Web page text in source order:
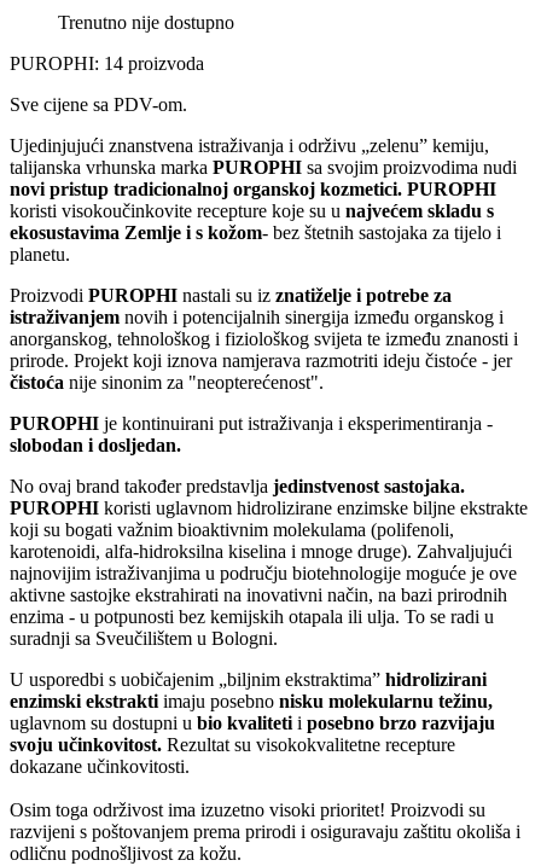
Trenutno nije dostupno
PUROPHI: 14 proizvoda
Sve cijene sa PDV-om.
Ujedinjujući znanstvena istraživanja i održivu „zelenu” kemiju,
talijanska vrhunska marka PUROPHI sa svojim proizvodima nudi
novi pristup tradicionalnoj organskoj kozmetici. PUROPHI
koristi visokoučinkovite recepture koje su u najvećem skladu s
ekosustavima Zemlje i s kožom- bez štetnih sastojaka za tijelo i
planetu.
Proizvodi PUROPHI nastali su iz znatiželje i potrebe za
istraživanjem novih i potencijalnih sinergija između organskog i
anorganskog, tehnološkog i fiziološkog svijeta te između znanosti i
prirode. Projekt koji iznova namjerava razmotriti ideju čistoće - jer
čistoća nije sinonim za "neopterećenost".
PUROPHI je kontinuirani put istraživanja i eksperimentiranja -
slobodan i dosljedan.
No ovaj brand također predstavlja jedinstvenost sastojaka.
PUROPHI koristi uglavnom hidrolizirane enzimske biljne ekstrakte
koji su bogati važnim bioaktivnim molekulama (polifenoli,
karotenoidi, alfa-hidroksilna kiselina i mnoge druge). Zahvaljujući
najnovijim istraživanjima u području biotehnologije moguće je ove
aktivne sastojke ekstrahirati na inovativni način, na bazi prirodnih
enzima - u potpunosti bez kemijskih otapala ili ulja. To se radi u
suradnji sa Sveučilištem u Bologni.
U usporedbi s uobičajenim „biljnim ekstraktima” hidrolizirani
enzimski ekstrakti imaju posebno nisku molekularnu težinu,
uglavnom su dostupni u bio kvaliteti i posebno brzo razvijaju
svoju učinkovitost. Rezultat su visokokvalitetne recepture
dokazane učinkovitosti.
Osim toga održivost ima izuzetno visoki prioritet! Proizvodi su
razvijeni s poštovanjem prema prirodi i osiguravaju zaštitu okoliša i
odličnu podnošljivost za kožu.